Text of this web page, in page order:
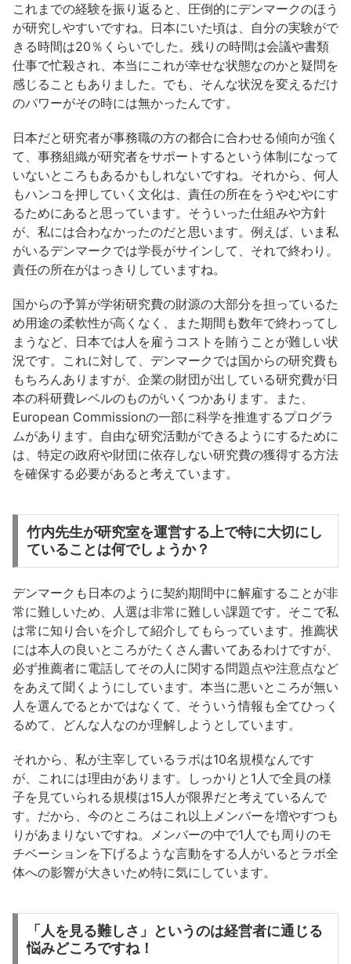
これまでの経験を振り返ると、圧倒的にデンマークのほう
が研究しやすいですね。日本にいた頃は、自分の実験がで
きる時間は20％くらいでした。残りの時間は会議や書類
仕事で忙殺され、本当にこれが幸せな状態なのかと疑問を
感じることもありました。でも、そんな状況を変えるだけ
のパワーがその時には無かったんです。
日本だと研究者が事務職の方の都合に合わせる傾向が強く
て、事務組織が研究者をサポートするという体制になって
いないところもあるかもしれないですね。それから、何人
もハンコを押していく文化は、責任の所在をうやむやにす
るためにあると思っています。そういった仕組みや方針
が、私には合わなかったのだと思います。例えば、いま私
がいるデンマークでは学長がサインして、それで終わり。
責任の所在がはっきりしていますね。
国からの予算が学術研究費の財源の大部分を担っているた
め用途の柔軟性が高くなく、また期間も数年で終わってし
まうなど、日本では人を雇うコストを賄うことが難しい状
況です。これに対して、デンマークでは国からの研究費も
もちろんありますが、企業の財団が出している研究費が日
本の科研費レベルのものがいくつかあります。また、
European Commissionの一部に科学を推進するプログラ
ムがあります。自由な研究活動ができるようにするために
は、特定の政府や財団に依存しない研究費の獲得する方法
を確保する必要があると考えています。
竹内先生が研究室を運営する上で特に大切にし
ていることは何でしょうか？
デンマークも日本のように契約期間中に解雇することが非
常に難しいため、人選は非常に難しい課題です。そこで私
は常に知り合いを介して紹介してもらっています。推薦状
には本人の良いところがたくさん書いてあるわけですが、
必ず推薦者に電話してその人に関する問題点や注意点など
をあえて聞くようにしています。本当に悪いところが無い
人を選んでるとかではなくて、そういう情報も全てひっく
るめて、どんな人なのか理解しようとしています。
それから、私が主宰しているラボは10名規模なんです
が、これには理由があります。しっかりと1人で全員の様
子を見ていられる規模は15人が限界だと考えているんで
す。だから、今のところはこれ以上メンバーを増やすつも
りがあまりないですね。メンバーの中で1人でも周りのモ
チベーションを下げるような言動をする人がいるとラボ全
体への影響が大きいため特に気にしています。
「人を見る難しさ」というのは経営者に通じる
悩みどころですね！